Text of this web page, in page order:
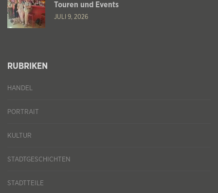
Touren und Events
JULI 9, 2026
RUBRIKEN
HANDEL
PORTRAIT
KULTUR
STADTGESCHICHTEN
STADTTEILE